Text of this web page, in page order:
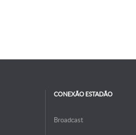
CONEXÃO ESTADÃO
Broadcast